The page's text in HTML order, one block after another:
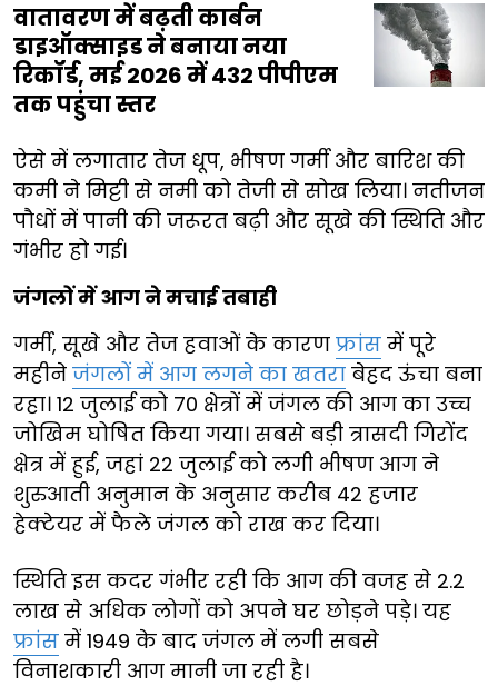
वातावरण में बढ़ती कार्बन
डाइऑक्साइड ने बनाया नया
रिकॉर्ड, मई 2026 में 432 पीपीएम
तक पहुंचा स्तर
ऐसे में लगातार तेज धूप, भीषण गर्मी और बारिश की
कमी ने मिट्टी से नमी को तेजी से सोख लिया। नतीजन
पौधों में पानी की जरूरत बढ़ी और सूखे की स्थिति और
गंभीर हो गई।
जंगलों में आग ने मचाई तबाही
गर्मी, सूखे और तेज हवाओं के कारण फ्रांस में पूरे
महीने जंगलों में आग लगने का खतरा बेहद ऊंचा बना
रहा। 12 जुलाई को 70 क्षेत्रों में जंगल की आग का उच्च
जोखिम घोषित किया गया। सबसे बड़ी त्रासदी गिरोंद
क्षेत्र में हुई, जहां 22 जुलाई को लगी भीषण आग ने
शुरुआती अनुमान के अनुसार करीब 42 हजार
हेक्टेयर में फैले जंगल को राख कर दिया।
स्थिति इस कदर गंभीर रही कि आग की वजह से 2.2
लाख से अधिक लोगों को अपने घर छोड़ने पड़े। यह
फ्रांस में 1949 के बाद जंगल में लगी सबसे
विनाशकारी आग मानी जा रही है।